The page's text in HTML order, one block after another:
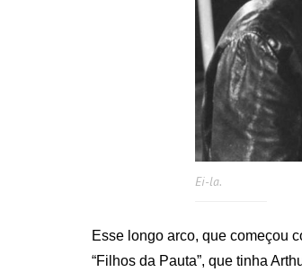
Ei-la.
Esse longo arco, que começou
“Filhos da Pauta”, que tinha